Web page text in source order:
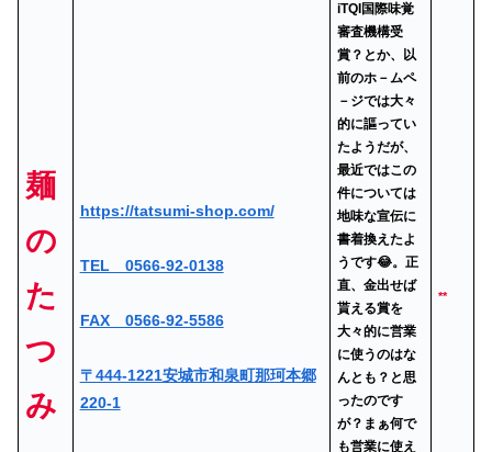
麺
の
た
つ
み
https://tatsumi-shop.com/
TEL 0566-92-0138
FAX 0566-92-5586
〒444-1221安城市和泉町那珂本郷
220-1
iTQI国際味覚
審査機構受
賞？とか、以
前のホ－ムペ
－ジでは大々
的に謳ってい
たようだが、
最近ではこの
件については
地味な宣伝に
書着換えたよ
うです😂。正
直、金出せば
貰える賞を
大々的に営業
に使うのはな
んとも？と思
ったのです
が？まぁ何で
も営業に使え
**